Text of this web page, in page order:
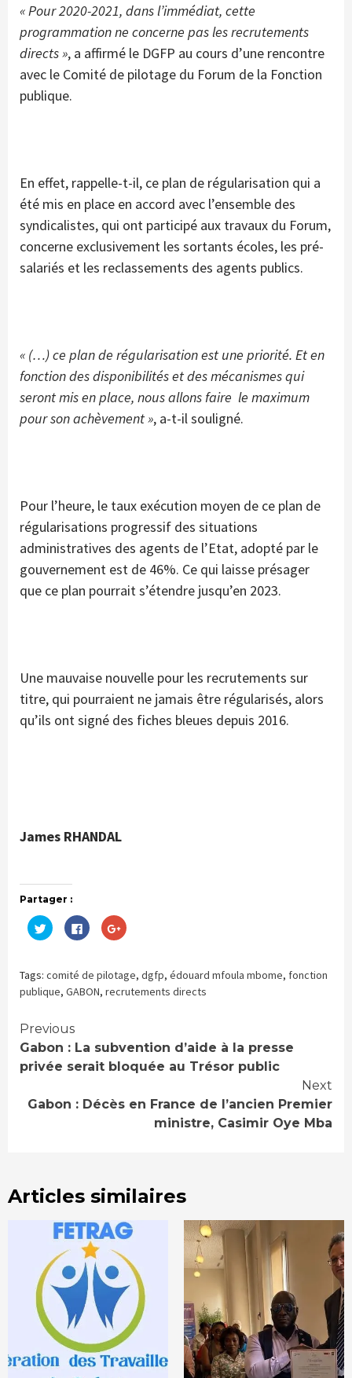
« Pour 2020-2021, dans l’immédiat, cette
programmation ne concerne pas les recrutements
directs », a affirmé le DGFP au cours d’une rencontre
avec le Comité de pilotage du Forum de la Fonction
publique.
En effet, rappelle-t-il, ce plan de régularisation qui a
été mis en place en accord avec l’ensemble des
syndicalistes, qui ont participé aux travaux du Forum,
concerne exclusivement les sortants écoles, les pré-
salariés et les reclassements des agents publics.
« (…) ce plan de régularisation est une priorité. Et en
fonction des disponibilités et des mécanismes qui
seront mis en place, nous allons faire le maximum
pour son achèvement », a-t-il souligné.
Pour l’heure, le taux exécution moyen de ce plan de
régularisations progressif des situations
administratives des agents de l’Etat, adopté par le
gouvernement est de 46%. Ce qui laisse présager
que ce plan pourrait s’étendre jusqu’en 2023.
Une mauvaise nouvelle pour les recrutements sur
titre, qui pourraient ne jamais être régularisés, alors
qu’ils ont signé des fiches bleues depuis 2016.
James RHANDAL
Partager :
Cliquez
pour
partager
dans
une
nouvelle
fenêtre)
Cliquez
pour
partager
dans
une
nouvelle
fenêtre)
Cliquez
pour
(ouvre
dans
une
Tags: comité de pilotage, dgfp, édouard mfoula mbome, fonction
publique, GABON, recrutements directs
Continue
Reading
Previous
Gabon : La subvention d’aide à la presse
privée serait bloquée au Trésor public
Next
Gabon : Décès en France de l’ancien Premier
ministre, Casimir Oye Mba
Articles similaires